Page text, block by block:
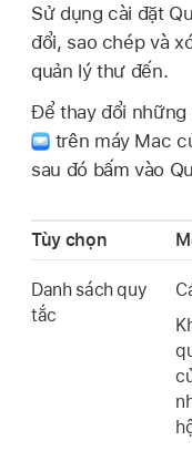
Sử dụng cài đặt
đổi, sao chép và
quản lý thư đến.
Để thay đổi những
trên máy Mac
sau đó bấm vào
Tùy chọn
Danh sách quy
tắc